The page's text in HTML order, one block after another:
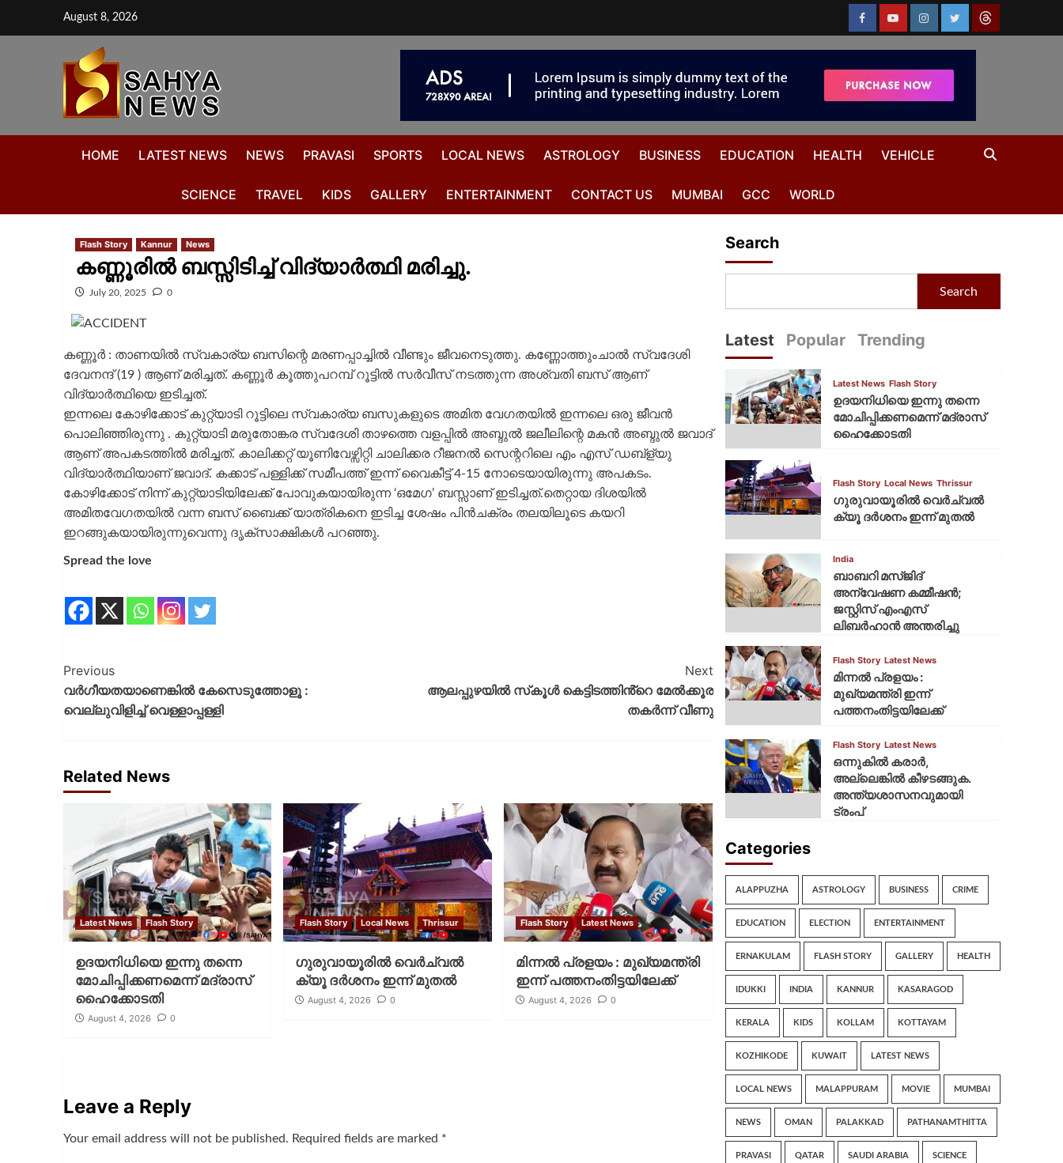
August 8, 2026
HOME LATEST NEWS NEWS PRAVASI SPORTS LOCAL NEWS ASTROLOGY BUSINESS EDUCATION HEALTH VEHICLE
SCIENCE TRAVEL KIDS GALLERY ENTERTAINMENT CONTACT US MUMBAI GCC WORLD
Flash Story Kannur News
കണ്ണൂരിൽ ബസ്സിടിച്ച്‌ വിദ്യാർത്ഥി മരിച്ചു.
July 20, 2025 0
കണ്ണൂർ : താണയിൽ സ്വകാര്യ ബസിന്റെ മരണപ്പാച്ചിൽ വീണ്ടും ജീവനെടുത്തു. കണ്ണോത്തുംചാൽ സ്വദേശി
ദേവനന്ദ് (19 ) ആണ് മരിച്ചത്. കണ്ണൂർ കൂത്തുപറമ്പ് റൂട്ടിൽ സർവീസ് നടത്തുന്ന അശ്വതി ബസ് ആണ്
വിദ്യാർത്ഥിയെ ഇടിച്ചത്.
ഇന്നലെ കോഴിക്കോട് കുറ്റ്യാടി റൂട്ടിലെ സ്വകാര്യ ബസുകളുടെ അമിത വേഗതയിൽ ഇന്നലെ ഒരു ജീവൻ
പൊലിഞ്ഞിരുന്നു . കുറ്റ്യാടി മരുതോങ്കര സ്വദേശി താഴത്തെ വളപ്പിൽ അബ്ദുൽ ജലീലിന്റെ മകൻ അബ്ദുൽ ജവാദ്
ആണ് അപകടത്തിൽ മരിച്ചത്. കാലിക്കറ്റ് യൂണിവേഴ്സിറ്റി ചാലിക്കര റീജനൽ സെന്ററിലെ എം എസ് ഡബ്ള്യു
വിദ്യാർത്ഥിയാണ് ജവാദ്. കക്കാട് പള്ളിക്ക് സമീപത്ത് ഇന്ന് വൈകീട്ട് 4-15 നോടെയായിരുന്നു അപകടം.
കോഴിക്കോട് നിന്ന് കുറ്റ്യാടിയിലേക്ക് പോവുകയായിരുന്ന ‘ഒമേഗ’ ബസ്സാണ് ഇടിച്ചത്.തെറ്റായ ദിശയിൽ
അമിതവേഗതയിൽ വന്ന ബസ് ബൈക്ക് യാത്രികനെ ഇടിച്ച ശേഷം പിൻചക്രം തലയിലൂടെ കയറി
ഇറങ്ങുകയായിരുന്നുവെന്നു ദൃക്സാക്ഷികൾ പറഞ്ഞു.
Spread the love
Previous
വർ​ഗീയതയാണെങ്കിൽ കേസെടുത്തോളൂ :
വെല്ലുവിളിച്ച് വെള്ളാപ്പള്ളി
Next
ആലപ്പുഴയില്‍ സ്‌കൂള്‍ കെട്ടിടത്തിൻ്റെ മേൽക്കൂര
തകര്‍ന്ന് വീണു
Related News
Latest News Flash Story
ഉദയനിധിയെ ഇന്നു തന്നെ
മോചിപ്പിക്കണമെന്ന് മദ്രാസ്
ഹൈക്കോടതി
August 4, 2026 0
Flash Story Local News Thrissur
ഗുരുവായൂരില്‍ വെര്‍ച്വല്‍
ക്യൂ ദര്‍ശനം ഇന്ന് മുതല്‍
August 4, 2026 0
Flash Story Latest News
മിന്നല്‍ പ്രളയം : മുഖ്യമന്ത്രി
ഇന്ന് പത്തനംതിട്ടയിലേക്ക്
August 4, 2026 0
Leave a Reply
Your email address will not be published. Required fields are marked *
Search
Search
Latest Popular Trending
Latest News Flash Story
ഉദയനിധിയെ ഇന്നു തന്നെ
മോചിപ്പിക്കണമെന്ന് മദ്രാസ്
ഹൈക്കോടതി
Flash Story Local News Thrissur
ഗുരുവായൂരില്‍ വെര്‍ച്വല്‍
ക്യൂ ദര്‍ശനം ഇന്ന് മുതല്‍
India
ബാബറി മസ്ജിദ്
അന്വേഷണ കമ്മീഷന്‍;
ജസ്റ്റിസ് എംഎസ്
ലിബര്‍ഹാന്‍ അന്തരിച്ചു
Flash Story Latest News
മിന്നല്‍ പ്രളയം :
മുഖ്യമന്ത്രി ഇന്ന്
പത്തനംതിട്ടയിലേക്ക്
Flash Story Latest News
ഒന്നുകില്‍ കരാര്‍,
അല്ലെങ്കില്‍ കീഴടങ്ങുക.
അന്ത്യശാസനവുമായി
ട്രംപ്
Categories
ALAPPUZHA ASTROLOGY BUSINESS CRIME
EDUCATION ELECTION ENTERTAINMENT
ERNAKULAM FLASH STORY GALLERY HEALTH
IDUKKI INDIA KANNUR KASARAGOD
KERALA KIDS KOLLAM KOTTAYAM
KOZHIKODE KUWAIT LATEST NEWS
LOCAL NEWS MALAPPURAM MOVIE MUMBAI
NEWS OMAN PALAKKAD PATHANAMTHITTA
PRAVASI QATAR SAUDI ARABIA SCIENCE